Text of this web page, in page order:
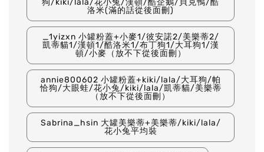
狗/kiki/lala/花小兔/漢頓/酷企鵝/貝克鴨/酷
洛米(滿的話從後面刪)
_1yizxn 小罐粉蓋+小麥1/彼安諾2/美樂蒂2/
凱蒂貓1/漢頓1/酷洛米1/布丁狗1/大耳狗1/漢
頓/小麥（放不下從後面刪）
annie800602 小罐粉蓋+kiki/lala/大耳狗/帕
恰狗/大眼蛙/花小兔/kiki/lala/凱蒂貓/美樂蒂
（放不下從後面刪）
Sabrina_hsin 大罐美樂蒂+美樂蒂/kiki/lala/
花小兔平均裝